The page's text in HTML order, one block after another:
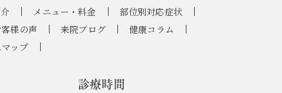
メニュー・料金
部位別対応症状
様の声 来院ブログ
健康コラム
ップ
診療時間